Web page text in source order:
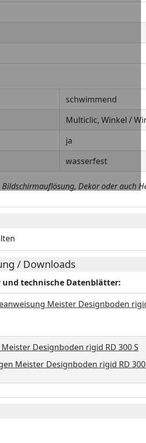
schwimmend
Multiclic, Winkel /
ja
wasserfest
Dekor oder auch
/ Downloads
technische Datenblätter:
Meister Designboden
Designboden rigid RD 300 S
Meister Designboden rigid RD 300